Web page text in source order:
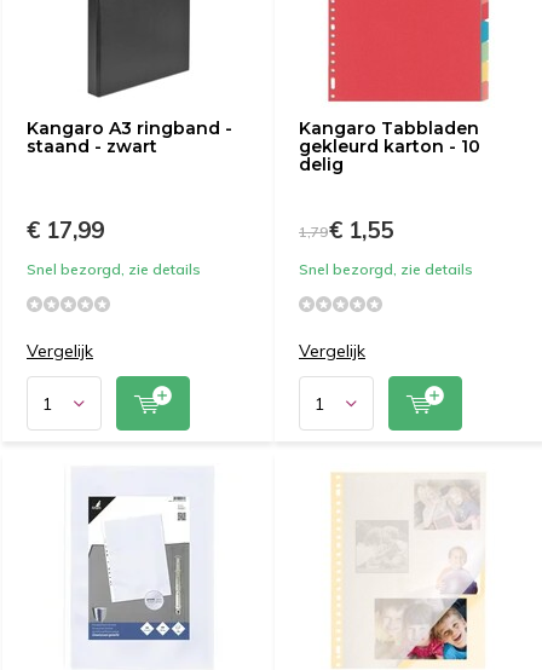
Kangaro A3 ringband -
staand - zwart
€ 17,99
Snel bezorgd, zie details
Vergelijk
Kangaro Tabbladen
gekleurd karton - 10
delig
1,79€ 1,55
Snel bezorgd, zie details
Vergelijk